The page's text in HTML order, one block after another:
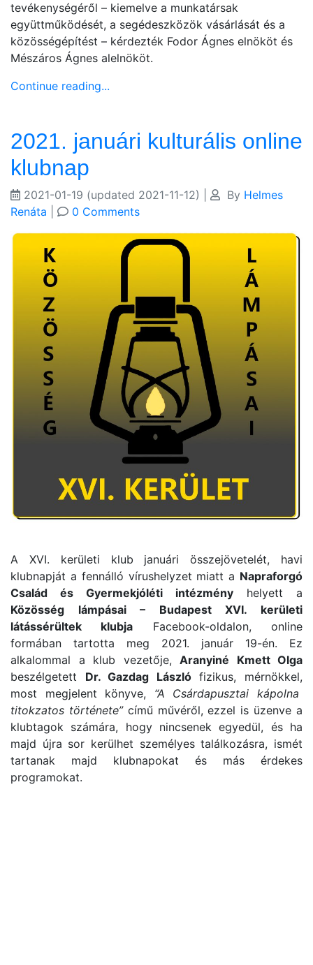
tevékenységéről – kiemelve a munkatársak
együttműködését, a segédeszközök vásárlását és a
közösségépítést – kérdezték Fodor Ágnes elnököt és
Mészáros Ágnes alelnököt.
Continue reading...
2021. januári kulturális online
klubnap
2021-01-19 (updated 2021-11-12) By Helmes
Renáta
0 Comments
A XVI. kerületi klub januári összejövetelét, havi
klubnapját a fennálló vírushelyzet miatt a Napraforgó
Család és Gyermekjóléti intézmény helyett a
Közösség lámpásai – Budapest XVI. kerületi
látássérültek klubja Facebook-oldalon, online
formában tartotta meg 2021. január 19-én. Ez
alkalommal a klub vezetője, Aranyiné Kmett Olga
beszélgetett Dr. Gazdag Lászlófizikus, mérnökkel,
most megjelent könyve, “A Csárdapusztai kápolna
titokzatos története”című művéről, ezzel is üzenve a
klubtagok számára, hogy nincsenek egyedül, és ha
majd újra sor kerülhet személyes találkozásra, ismét
tartanak majd klubnapokat és más érdekes
programokat.